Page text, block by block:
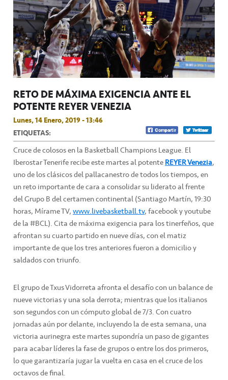
RETO DE MÁXIMA EXIGENCIA ANTE EL
POTENTE REYER VENEZIA
Lunes, 14 Enero, 2019 - 13:46
ETIQUETAS:
Cruce de colosos en la Basketball Champions League. El
Iberostar Tenerife recibe este martes al potenteREYER Venezia,
uno de los clásicos del pallacanestro de todos los tiempos, en
un reto importante de cara a consolidar su liderato al frente
del Grupo B del certamen continental (Santiago Martín, 19:30
horas, Mírame TV,www.livebasketball.tv, facebook y youtube
de la #BCL). Cita de máxima exigencia para los tinerfeños, que
afrontan su cuarto partido en nueve días, con el matiz
importante de que los tres anteriores fueron a domicilio y
saldados con triunfo.
El grupo de Txus Vidorreta afronta el desafío con un balance de
nueve victorias y una sola derrota; mientras que los italianos
son segundos con un cómputo global de 7/3. Con cuatro
jornadas aún por delante, incluyendo la de esta semana, una
victoria aurinegra este martes supondría un paso de gigantes
para acabar líderes la fase de grupos o entre los dos primeros,
lo que garantizaría jugar la vuelta en casa en el cruce de los
octavos de final.